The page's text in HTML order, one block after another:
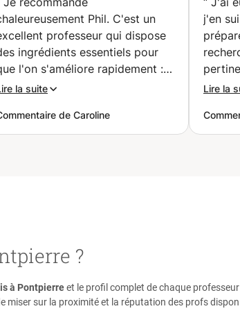
Phil. C'est un
professeur qui dispose
ingrédients essentiels pour
l'on s'améliore rapidement :
à l'écoute, il s'adapte à
de bonne humeur, il rend
cours si agréables qu'on en
bien clarifier et préciser
certains points (règles de
accords, conjugaison,
etc.) dans l'autre
la suite
de Caroline
j'en
est
attèle
dans
Lire la
?
à Pontpierreet le profil complet de chaque
miser sur la proximité et la réputation des profs